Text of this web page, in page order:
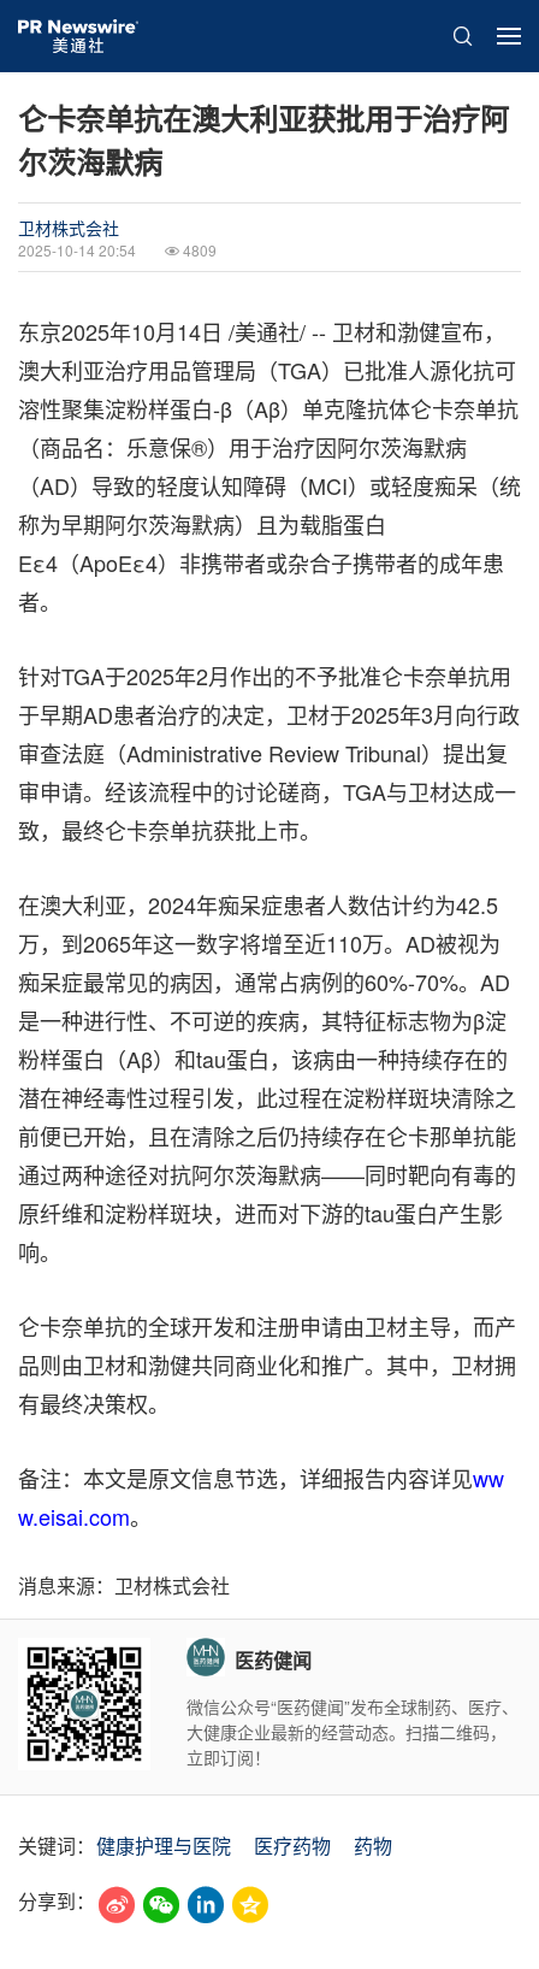
仑卡奈单抗在澳大利亚获批用于治疗阿
尔茨海默病
卫材株式会社
2025-10-14 20:54 4809
东京2025年10月14日 /美通社/ -- 卫材和渤健宣布，
澳大利亚治疗用品管理局（TGA）已批准人源化抗可
溶性聚集淀粉样蛋白-β（Aβ）单克隆抗体仑卡奈单抗
（商品名：乐意保®）用于治疗因阿尔茨海默病
（AD）导致的轻度认知障碍（MCI）或轻度痴呆（统
称为早期阿尔茨海默病）且为载脂蛋白
Eε4（ApoEε4）非携带者或杂合子携带者的成年患
者。
针对TGA于2025年2月作出的不予批准仑卡奈单抗用
于早期AD患者治疗的决定，卫材于2025年3月向行政
审查法庭（Administrative Review Tribunal）提出复
审申请。经该流程中的讨论磋商，TGA与卫材达成一
致，最终仑卡奈单抗获批上市。
在澳大利亚，2024年痴呆症患者人数估计约为42.5
万，到2065年这一数字将增至近110万。AD被视为
痴呆症最常见的病因，通常占病例的60%-70%。AD
是一种进行性、不可逆的疾病，其特征标志物为β淀
粉样蛋白（Aβ）和tau蛋白，该病由一种持续存在的
潜在神经毒性过程引发，此过程在淀粉样斑块清除之
前便已开始，且在清除之后仍持续存在仑卡那单抗能
通过两种途径对抗阿尔茨海默病——同时靶向有毒的
原纤维和淀粉样斑块，进而对下游的tau蛋白产生影
响。
仑卡奈单抗的全球开发和注册申请由卫材主导，而产
品则由卫材和渤健共同商业化和推广。其中，卫材拥
有最终决策权。
备注：本文是原文信息节选，详细报告内容详见ww
w.eisai.com。
消息来源：卫材株式会社
医药健闻
微信公众号“医药健闻”发布全球制药、医疗、
大健康企业最新的经营动态。扫描二维码，
立即订阅！
关键词： 健康护理与医院 医疗药物
药物
分享到：